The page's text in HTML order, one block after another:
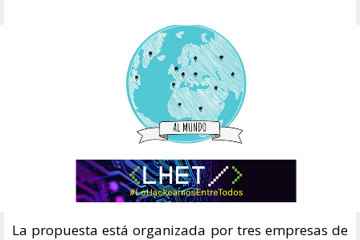
La propuesta está organizada por tres empresas de